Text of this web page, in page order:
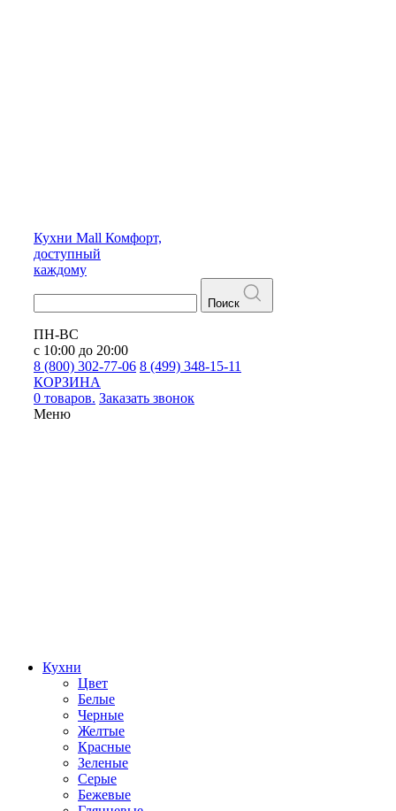
Кухни Mall Комфорт,
доступный
каждому
Поиск
ПН-ВС
с 10:00 до 20:00
8 (800) 302-77-06 8 (499) 348-15-11
КОРЗИНА
0 товаров. Заказать звонок
Меню
Кухни
Цвет
Белые
Черные
Желтые
Красные
Зеленые
Серые
Бежевые